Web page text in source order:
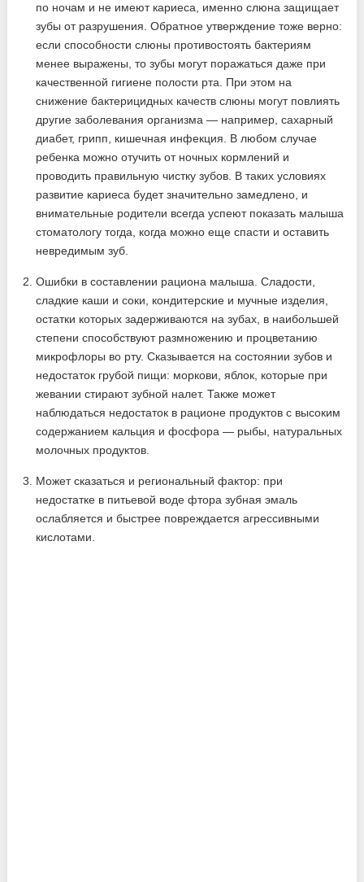
по ночам и не имеют кариеса, именно слюна защищает
зубы от разрушения. Обратное утверждение тоже верно:
если способности слюны противостоять бактериям
менее выражены, то зубы могут поражаться даже при
качественной гигиене полости рта. При этом на
снижение бактерицидных качеств слюны могут повлиять
другие заболевания организма — например, сахарный
диабет, грипп, кишечная инфекция. В любом случае
ребенка можно отучить от ночных кормлений и
проводить правильную чистку зубов. В таких условиях
развитие кариеса будет значительно замедлено, и
внимательные родители всегда успеют показать малыша
стоматологу тогда, когда можно еще спасти и оставить
невредимым зуб.
Ошибки в составлении рациона малыша. Сладости,
сладкие каши и соки, кондитерские и мучные изделия,
остатки которых задерживаются на зубах, в наибольшей
степени способствуют размножению и процветанию
микрофлоры во рту. Сказывается на состоянии зубов и
недостаток грубой пищи: моркови, яблок, которые при
жевании стирают зубной налет. Также может
наблюдаться недостаток в рационе продуктов с высоким
содержанием кальция и фосфора — рыбы, натуральных
молочных продуктов.
Может сказаться и региональный фактор: при
недостатке в питьевой воде фтора зубная эмаль
ослабляется и быстрее повреждается агрессивными
кислотами.